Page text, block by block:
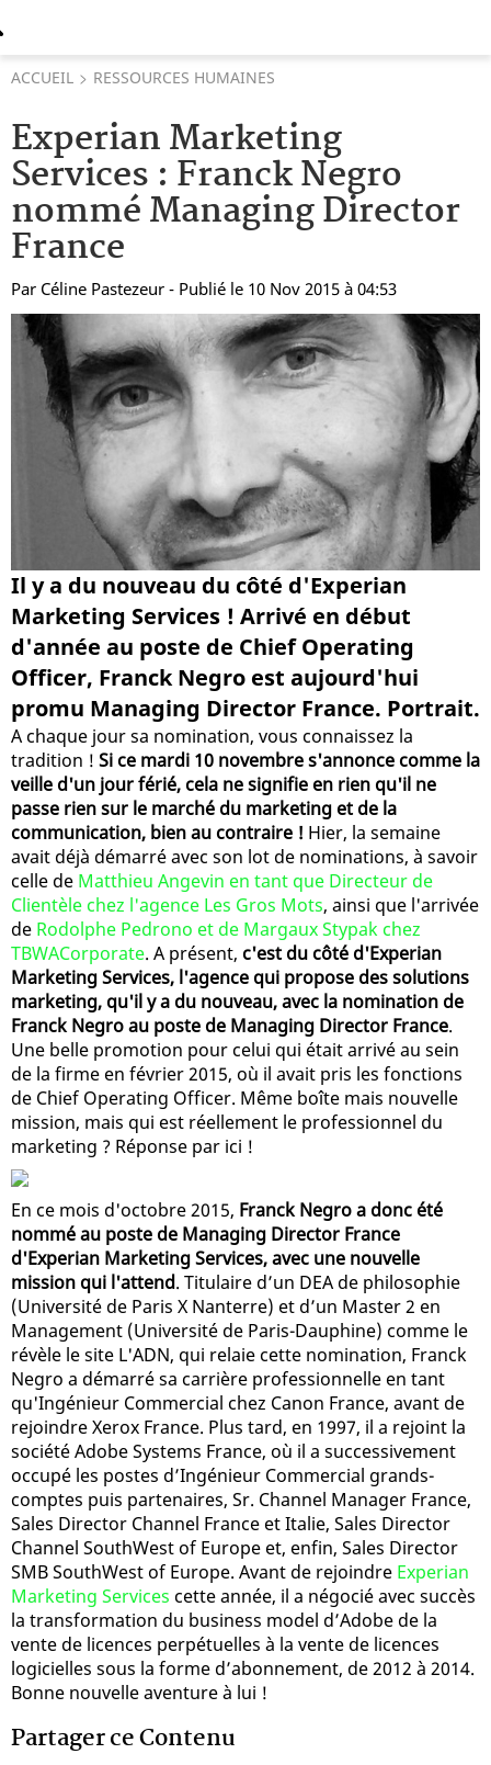
ACCUEIL RESSOURCES HUMAINES
Experian Marketing
Services : Franck Negro
nommé Managing Director
France
Par Céline Pastezeur - Publié le 10 Nov 2015 à 04:53
Il y a du nouveau du côté d'Experian
Marketing Services ! Arrivé en début
d'année au poste de Chief Operating
Officer, Franck Negro est aujourd'hui
promu Managing Director France. Portrait.
A chaque jour sa nomination, vous connaissez la
tradition ! Si ce mardi 10 novembre s'annonce comme la
veille d'un jour férié, cela ne signifie en rien qu'il ne
passe rien sur le marché du marketing et de la
communication, bien au contraire ! Hier, la semaine
avait déjà démarré avec son lot de nominations, à savoir
celle de Matthieu Angevin en tant que Directeur de
Clientèle chez l'agence Les Gros Mots, ainsi que l'arrivée
de Rodolphe Pedrono et de Margaux Stypak chez
TBWACorporate. A présent, c'est du côté d'Experian
Marketing Services, l'agence qui propose des solutions
marketing, qu'il y a du nouveau, avec la nomination de
Franck Negro au poste de Managing Director France.
Une belle promotion pour celui qui était arrivé au sein
de la firme en février 2015, où il avait pris les fonctions
de Chief Operating Officer. Même boîte mais nouvelle
mission, mais qui est réellement le professionnel du
marketing ? Réponse par ici !
En ce mois d'octobre 2015, Franck Negro a donc été
nommé au poste de Managing Director France
d'Experian Marketing Services, avec une nouvelle
mission qui l'attend. Titulaire d’un DEA de philosophie
(Université de Paris X Nanterre) et d’un Master 2 en
Management (Université de Paris-Dauphine) comme le
révèle le site L'ADN, qui relaie cette nomination, Franck
Negro a démarré sa carrière professionnelle en tant
qu'Ingénieur Commercial chez Canon France, avant de
rejoindre Xerox France. Plus tard, en 1997, il a rejoint la
société Adobe Systems France, où il a successivement
occupé les postes d’Ingénieur Commercial grands-
comptes puis partenaires, Sr. Channel Manager France,
Sales Director Channel France et Italie, Sales Director
Channel SouthWest of Europe et, enfin, Sales Director
SMB SouthWest of Europe. Avant de rejoindre Experian
Marketing Services cette année, il a négocié avec succès
la transformation du business model d’Adobe de la
vente de licences perpétuelles à la vente de licences
logicielles sous la forme d’abonnement, de 2012 à 2014.
Bonne nouvelle aventure à lui !
Partager ce Contenu